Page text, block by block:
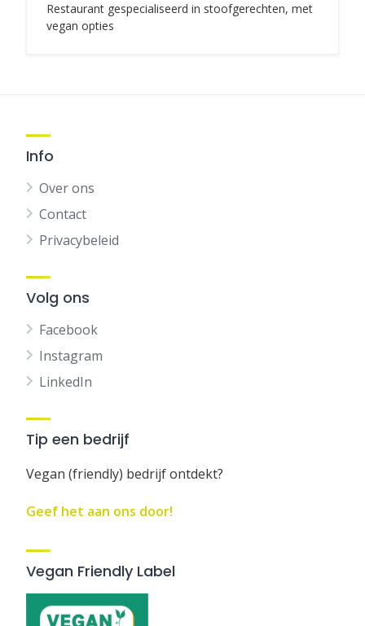
Restaurant gespecialiseerd in stoofgerechten, met
vegan opties
Info
Over ons
Contact
Privacybeleid
Volg ons
Facebook
Instagram
LinkedIn
Tip een bedrijf
Vegan (friendly) bedrijf ontdekt?
Geef het aan ons door!
Vegan Friendly Label